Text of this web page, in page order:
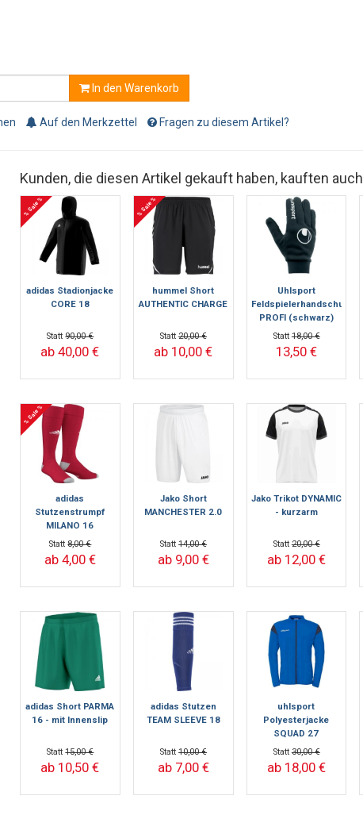
In den Warenkorb
Auf den Merkzettel Fragen zu diesem Artikel?
Kunden, die diesen Artikel gekauft haben, kauften auch
% Sale %
adidas Stadionjacke
CORE 18
Statt90,00 €
ab 40,00 €
% Sale %
hummel Short
AUTHENTIC CHARGE
Statt20,00 €
ab 10,00 €
Uhlsport
Feldspielerhandschuhe
PROFI (schwarz)
Statt18,00 €
13,50 €
% Sale %
adidas
Stutzenstrumpf
MILANO 16
Statt8,00 €
ab 4,00 €
Jako Short
MANCHESTER 2.0
Statt14,00 €
ab 9,00 €
Jako Trikot DYNAMIC
- kurzarm
Statt20,00 €
ab 12,00 €
adidas Short PARMA
16 - mit Innenslip
Statt15,00 €
ab 10,50 €
adidas Stutzen
TEAM SLEEVE 18
Statt10,00 €
ab 7,00 €
uhlsport
Polyesterjacke
SQUAD 27
Statt30,00 €
ab 18,00 €